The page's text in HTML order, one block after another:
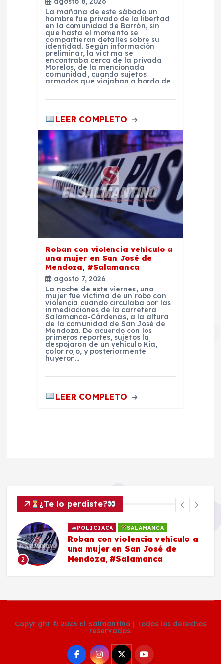
La mañana de este sábado un
hombre fue privado de la libertad
en la comunidad de Barrón, sin
que hasta el momento se
compartieran detalles sobre su
identidad. Según información
preliminar, la víctima se
encontraba cerca de la privada
Morelos, de la mencionada
comunidad, cuando sujetos
armados que viajaban a bordo de…
LEER COMPLETO
Roban con violencia vehículo a
una mujer en San José de
Mendoza, #Salamanca
agosto 7, 2026
La noche de este viernes, una
mujer fue víctima de un robo con
violencia cuando circulaba por las
inmediaciones de la carretera
Salamanca-Cárdenas, a la altura
de la comunidad de San José de
Mendoza. De acuerdo con los
primeros reportes, sujetos la
despojaron de un vehículo Kia,
color rojo, y posteriormente
huyeron…
LEER COMPLETO
¿Te lo perdiste?
2
POLICIACA SALAMANCA
Roban con violencia vehículo a
una mujer en San José de
Mendoza, #Salamanca
Copyright © 2026 El Salmantino | Todos los derechos
reservados.